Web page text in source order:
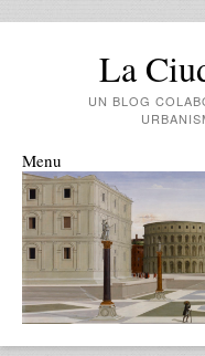
La
UN BLOG
Menu
Skip to content